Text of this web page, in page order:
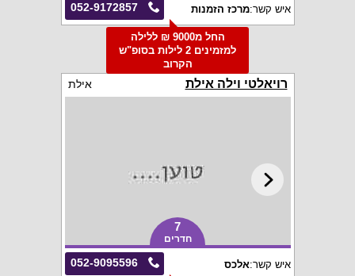
052-9172857 איש קשר:מרכז הזמנות
החל מ9000 ₪ ללילה
למזמינים 2 לילות בסופ"ש
הקרוב
רויאלטי וילה אילת אילת
7
חדרים
052-9095596 איש קשר:אלכס